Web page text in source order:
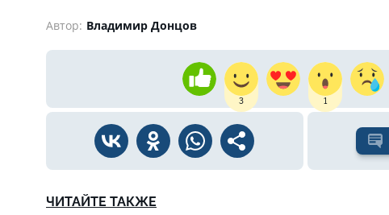
Автор: Владимир Донцов
3 1
ЧИТАЙТЕ ТАКЖЕ